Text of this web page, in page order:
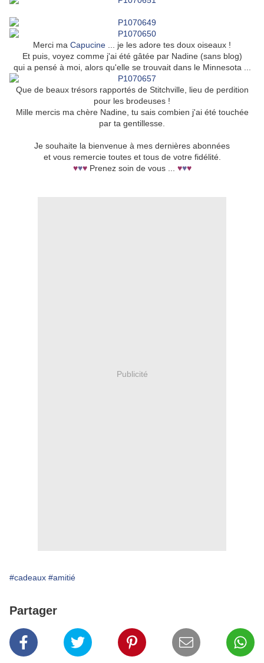
Merci ma Capucine ... je les adore tes doux oiseaux !
Et puis, voyez comme j'ai été gâtée par Nadine (sans blog)
qui a pensé à moi, alors qu'elle se trouvait dans le Minnesota ...
Que de beaux trésors rapportés de Stitchville, lieu de perdition
pour les brodeuses !
Mille mercis ma chère Nadine, tu sais combien j'ai été touchée
par ta gentillesse.
Je souhaite la bienvenue à mes dernières abonnées
et vous remercie toutes et tous de votre fidélité.
♥♥♥Prenez soin de vous ... ♥♥♥
Publicité
#cadeaux #amitié
Partager